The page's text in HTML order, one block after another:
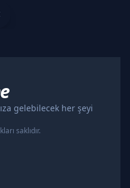
gelebilecek her şeyi
saklıdır.